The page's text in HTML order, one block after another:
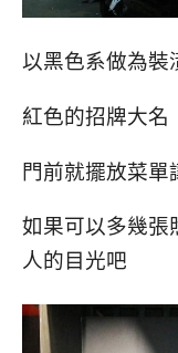
以黑色系做為裝
紅色的招牌大名
門前就擺放菜單
如果可以多幾張
人的目光吧